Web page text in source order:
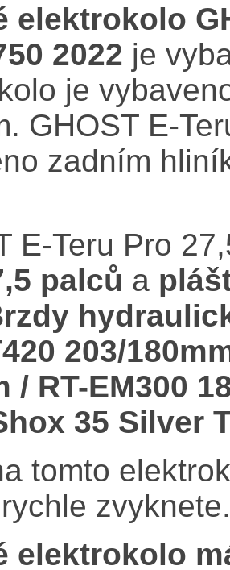
elektrokolo
2022 je
je
GHOST E-
zadním
E-Teru Pro
palců a
203/
/ RT-EM300
35 Silver
tomto
zvyknete.
elektrokolo